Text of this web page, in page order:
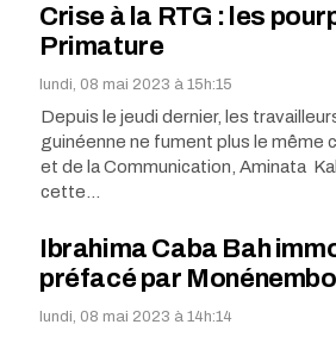
Crise à la RTG : les
Primature
lundi, 08 mai 2023 à 15h:15
Depuis le jeudi dernier, les
guinéenne ne fument plus le même
et de la Communication, Aminata
cette…
Ibrahima Caba Bah
préfacé par Monénembo
lundi, 08 mai 2023 à 14h:14